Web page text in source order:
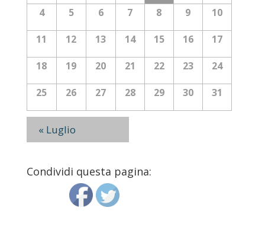
Appuntamenti
4 5 6 7 8 9 10
11 12 13 14 15 16 17
18 19 20 21 22 23 24
25 26 27 28 29 30 31
« Luglio
Condividi questa pagina: